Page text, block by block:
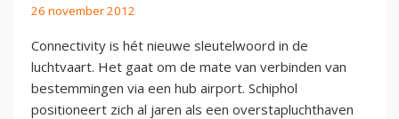
26 november 2012
Connectivity is hét nieuwe sleutelwoord in de
luchtvaart. Het gaat om de mate van verbinden van
bestemmingen via een hub airport. Schiphol
positioneert zich al jaren als een overstapluchthaven